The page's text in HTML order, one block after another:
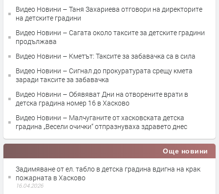
Видео Новини – Таня Захариева отговори на директорите
на детските градини
Видео Новини – Сагата около таксите за детските градини
продължава
Видео Новини – Кметът: Таксите за забавачка са в сила
Видео Новини – Сигнал до прокуратурата срещу кмета
заради таксите за забавачка
Видео Новини – Обявяват Дни на отворените врати в
детска градина номер 16 в Хасково
Видео Новини – Малчуганите от хасковската детска
градина „Весели очички“ отпразнуваха здравето днес
Още новини
Задимяване от ел. табло в детска градина вдигна на крак
пожарната в Хасково
16.04.2026